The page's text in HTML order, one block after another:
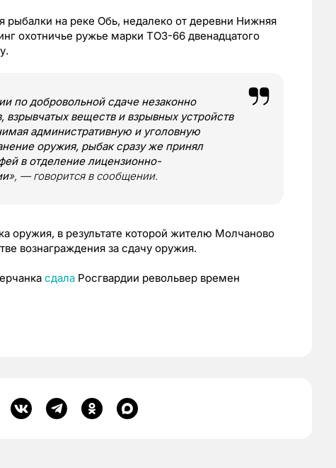
на реке Обь, недалеко от деревни Нижняя
охотничье ружье марки ТОЗ-66 двенадцатого
по добровольной сдаче незаконно
веществ и взрывных устройств
административную и уголовную
оружия, рыбак сразу же принял
в отделение лицензионно-
», — говорится в сообщении.
оружия, в результате которой жителю Молчаново
вознаграждения за сдачу оружия.
сдала Росгвардии револьвер времен